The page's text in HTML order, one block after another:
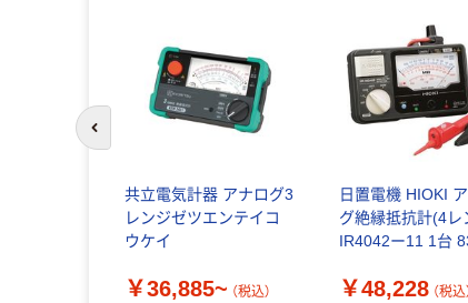
共立電気計器 アナログ3
レンジゼツエンテイコ
ウケイ
￥36,885~ （税込）
日置電機 HIOKI
グ絶縁抵抗計(4レ
IR4042ー11 1台
￥48,228 （税込
前のスライドへ